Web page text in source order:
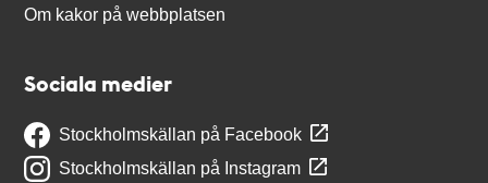
Om kakor på webbplatsen
Sociala medier
Stockholmskällan på Facebook
Stockholmskällan på Instagram